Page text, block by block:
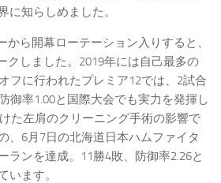
に知らしめました。
から開幕ローテーション入りすると、
クしました。2019年には自己最多の
フに行われたプレミア12では、2試合
御率1.00と国際大会でも実力を発揮し
た左肩のクリーニング手術の影響で
、6月7日の北海道日本ハムファイタ
ランを達成。11勝4敗、防御率2.26と
います。